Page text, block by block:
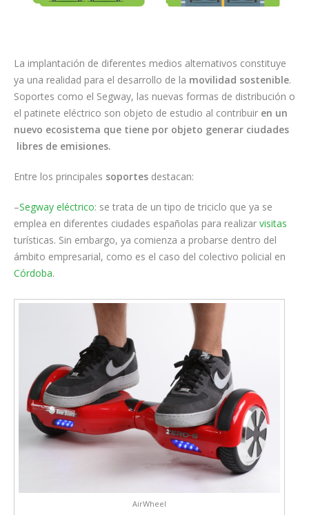
La implantación de diferentes medios alternativos constituye
ya una realidad para el desarrollo de la movilidad sostenible.
Soportes como el Segway, las nuevas formas de distribución o
el patinete eléctrico son objeto de estudio al contribuir en un
nuevo ecosistema que tiene por objeto generar ciudades
libres de emisiones.
Entre los principales soportes destacan:
–Segway eléctrico: se trata de un tipo de triciclo que ya se
emplea en diferentes ciudades españolas para realizar visitas
turísticas. Sin embargo, ya comienza a probarse dentro del
ámbito empresarial, como es el caso del colectivo policial en
Córdoba.
AirWheel